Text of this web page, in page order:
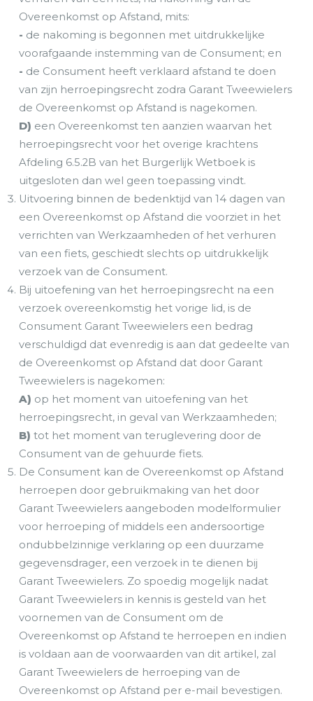
Overeenkomst op Afstand, mits:
- de nakoming is begonnen met uitdrukkelijke
voorafgaande instemming van de Consument; en
- de Consument heeft verklaard afstand te doen
van zijn herroepingsrecht zodra Garant Tweewielers
de Overeenkomst op Afstand is nagekomen.
D) een Overeenkomst ten aanzien waarvan het
herroepingsrecht voor het overige krachtens
Afdeling 6.5.2B van het Burgerlijk Wetboek is
uitgesloten dan wel geen toepassing vindt.
Uitvoering binnen de bedenktijd van 14 dagen van
een Overeenkomst op Afstand die voorziet in het
verrichten van Werkzaamheden of het verhuren
van een fiets, geschiedt slechts op uitdrukkelijk
verzoek van de Consument.
Bij uitoefening van het herroepingsrecht na een
verzoek overeenkomstig het vorige lid, is de
Consument Garant Tweewielers een bedrag
verschuldigd dat evenredig is aan dat gedeelte van
de Overeenkomst op Afstand dat door Garant
Tweewielers is nagekomen:
A) op het moment van uitoefening van het
herroepingsrecht, in geval van Werkzaamheden;
B) tot het moment van teruglevering door de
Consument van de gehuurde fiets.
De Consument kan de Overeenkomst op Afstand
herroepen door gebruikmaking van het door
Garant Tweewielers aangeboden modelformulier
voor herroeping of middels een andersoortige
ondubbelzinnige verklaring op een duurzame
gegevensdrager, een verzoek in te dienen bij
Garant Tweewielers. Zo spoedig mogelijk nadat
Garant Tweewielers in kennis is gesteld van het
voornemen van de Consument om de
Overeenkomst op Afstand te herroepen en indien
is voldaan aan de voorwaarden van dit artikel, zal
Garant Tweewielers de herroeping van de
Overeenkomst op Afstand per e-mail bevestigen.